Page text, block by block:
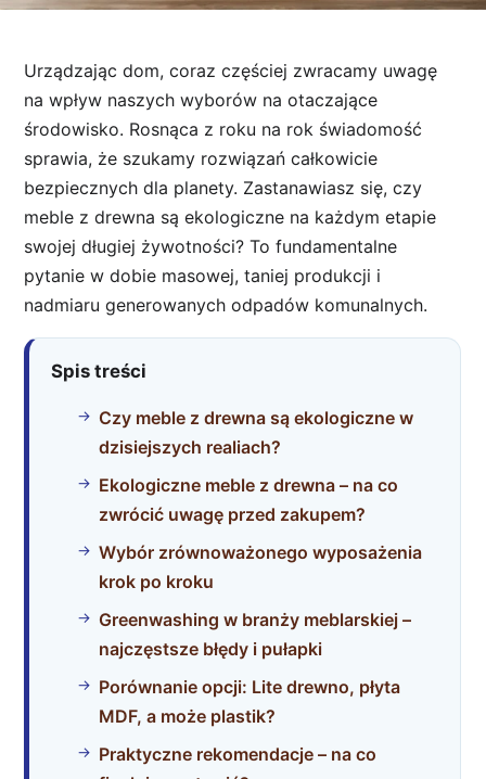
Urządzając dom, coraz częściej zwracamy uwagę
na wpływ naszych wyborów na otaczające
środowisko. Rosnąca z roku na rok świadomość
sprawia, że szukamy rozwiązań całkowicie
bezpiecznych dla planety. Zastanawiasz się, czy
meble z drewna są ekologiczne na każdym etapie
swojej długiej żywotności? To fundamentalne
pytanie w dobie masowej, taniej produkcji i
nadmiaru generowanych odpadów komunalnych.
Spis treści
Czy meble z drewna są ekologiczne w
dzisiejszych realiach?
Ekologiczne meble z drewna – na co
zwrócić uwagę przed zakupem?
Wybór zrównoważonego wyposażenia
krok po kroku
Greenwashing w branży meblarskiej –
najczęstsze błędy i pułapki
Porównanie opcji: Lite drewno, płyta
MDF, a może plastik?
Praktyczne rekomendacje – na co